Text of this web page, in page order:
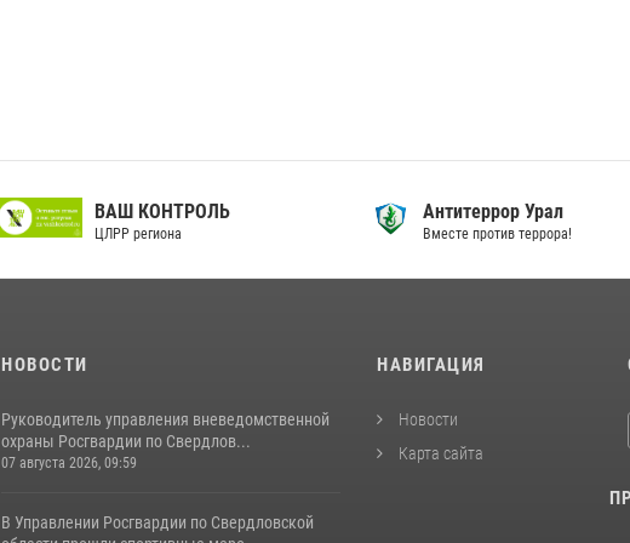
ВАШ КОНТРОЛЬ
ЦЛРР региона
Антитеррор Урал
Вместе против террора!
НОВОСТИ
Руководитель управления вневедомственной
охраны Росгвардии по Свердлов...
07 августа 2026, 09:59
В Управлении Росгвардии по Свердловской
НАВИГАЦИЯ
Новости
Карта сайта